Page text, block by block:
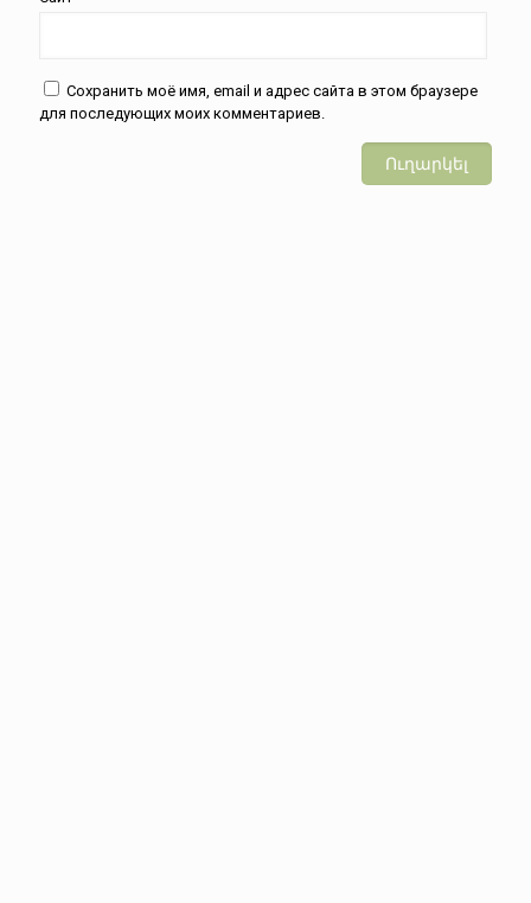
Сохранить моё имя, email и адрес сайта в этом браузере
для последующих моих комментариев.